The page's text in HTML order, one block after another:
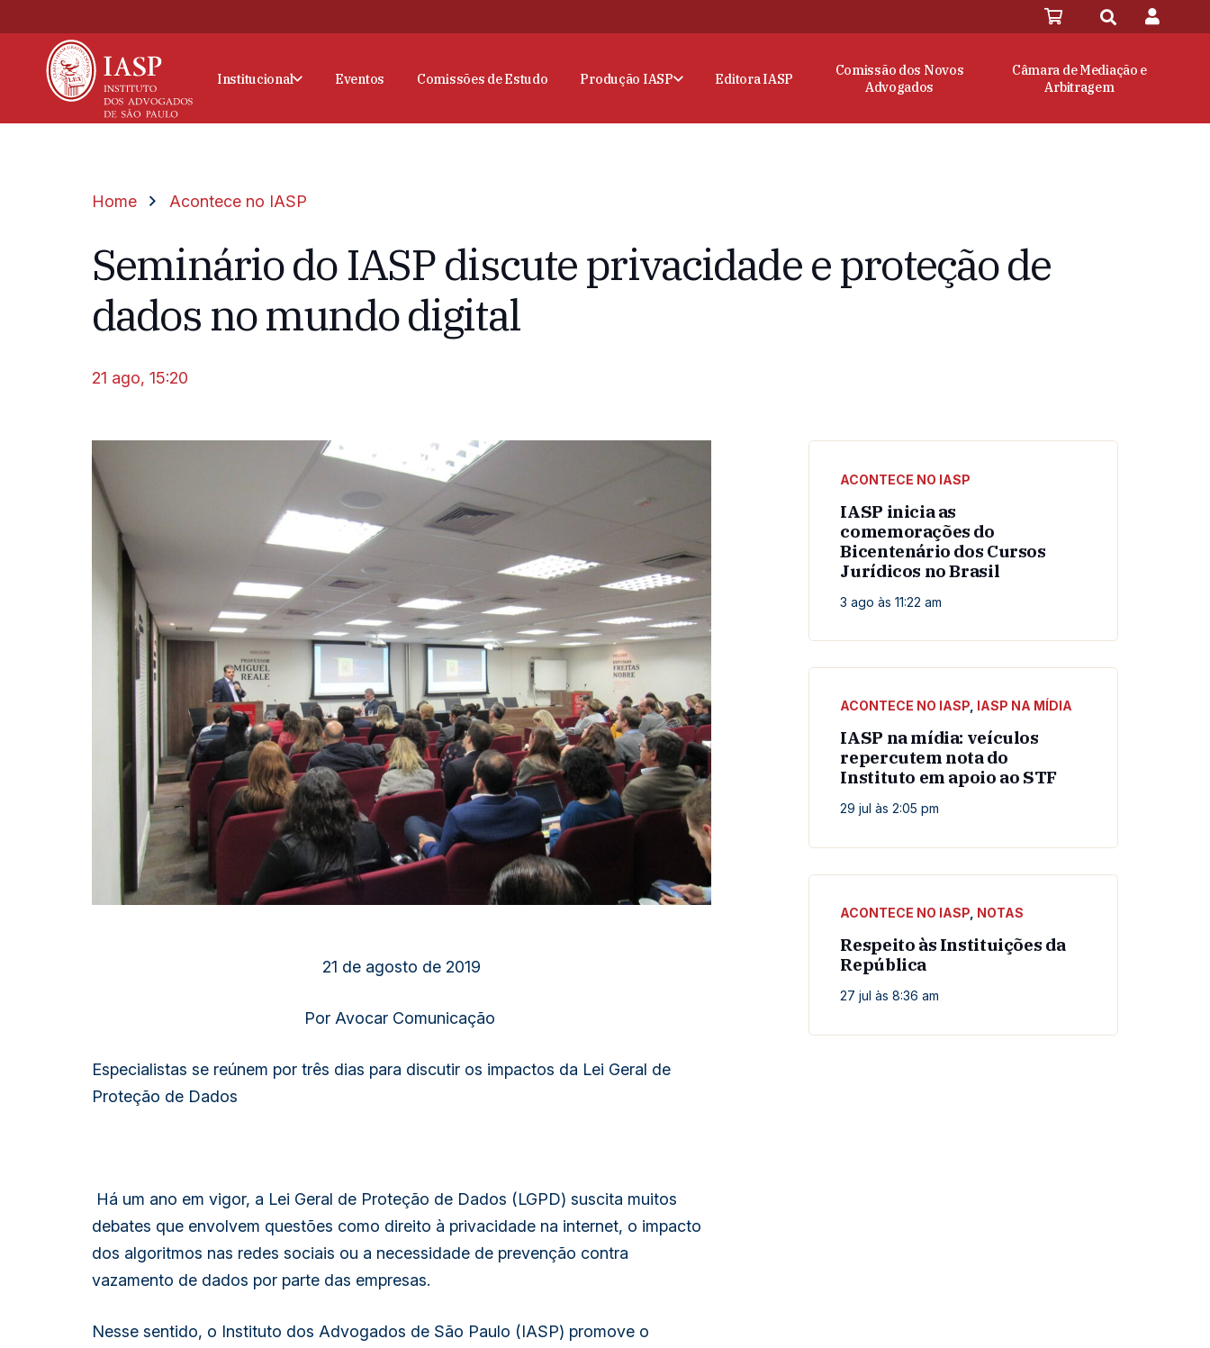
Institucional Eventos Comissões de Estudo Produção IASP Editora IASP
Comissão dos Novos
Advogados
Câmara de Mediação e
Arbitragem
Home Acontece no IASP
Seminário do IASP discute privacidade e proteção de
dados no mundo digital
21 ago, 15:20
21 de agosto de 2019
Por Avocar Comunicação
Especialistas se reúnem por três dias para discutir os impactos da Lei Geral de
Proteção de Dados
Há um ano em vigor, a Lei Geral de Proteção de Dados (LGPD) suscita muitos
debates que envolvem questões como direito à privacidade na internet, o impacto
dos algoritmos nas redes sociais ou a necessidade de prevenção contra
vazamento de dados por parte das empresas.
Nesse sentido, o Instituto dos Advogados de São Paulo (IASP) promove o
ACONTECE NO IASP
IASP inicia as
comemorações do
Bicentenário dos Cursos
Jurídicos no Brasil
3 ago às 11:22 am
ACONTECE NO IASP IASP NA MÍDIA
IASP na mídia: veículos
repercutem nota do
Instituto em apoio ao STF
29 jul às 2:05 pm
ACONTECE NO IASP NOTAS
Respeito às Instituições da
República
27 jul às 8:36 am